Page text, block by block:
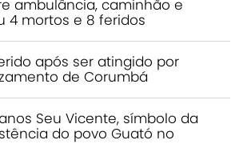
ambulância, caminhão e
4 mortos e 8 feridos
após ser atingido por
de Corumbá
Seu Vicente, símbolo da
do povo Guató no